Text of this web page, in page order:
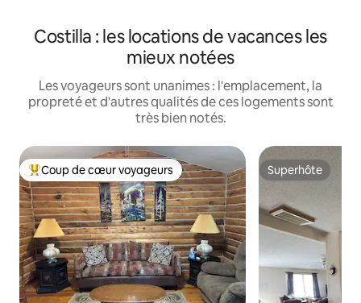
Costilla : les locations de vacances les
mieux notées
Les voyageurs sont unanimes : l'emplacement, la
propreté et d'autres qualités de ces logements sont
très bien notés.
Coup de cœur voyageurs parmi les plus aimés
Coup de cœur voyageurs Superhôte
Superhôte